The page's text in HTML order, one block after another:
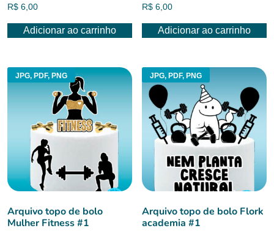
R$ 6,00
Adicionar ao carrinho
R$ 6,00
Adicionar ao carrinho
JPG, PDF, PNG
Arquivo topo de bolo
Mulher Fitness #1
JPG, PDF, PNG
Arquivo topo de bolo Flork
academia #1